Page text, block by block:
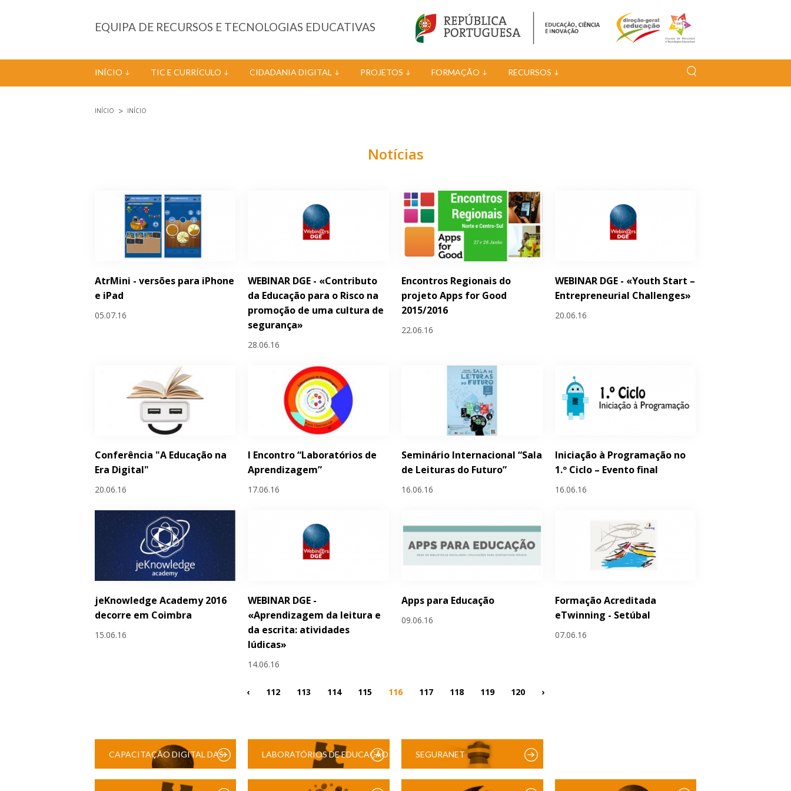
EQUIPA DE RECURSOS E TECNOLOGIAS EDUCATIVAS
INÍCIO TIC E CURRÍCULO CIDADANIA DIGITAL PROJETOS FORMAÇÃO RECURSOS
INÍCIO INÍCIO
Notícias
AtrMini - versões para iPhone
e iPad
05.07.16
WEBINAR DGE - «Contributo
da Educação para o Risco na
promoção de uma cultura de
segurança»
28.06.16
Encontros Regionais do
projeto Apps for Good
2015/2016
22.06.16
WEBINAR DGE - «Youth Start –
Entrepreneurial Challenges»
20.06.16
Conferência "A Educação na
Era Digital"
20.06.16
I Encontro “Laboratórios de
Aprendizagem”
17.06.16
Seminário Internacional “Sala
de Leituras do Futuro”
16.06.16
Iniciação à Programação no
1.º Ciclo – Evento final
16.06.16
jeKnowledge Academy 2016
decorre em Coimbra
15.06.16
WEBINAR DGE -
«Aprendizagem da leitura e
da escrita: atividades
lúdicas»
14.06.16
Apps para Educação
09.06.16
Formação Acreditada
eTwinning - Setúbal
07.06.16
Páginas
‹ 112 113 114 115 116 117 118 119 120 ›
CAPACITAÇÃO DIGITAL DAS LABORATÓRIOS DE EDUCAÇÃO SEGURANET